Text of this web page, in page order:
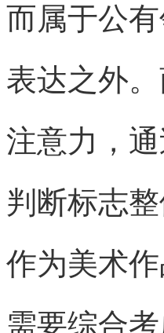
而属于公
表达之外
注意力，
判断标志
作为美术
需要综合